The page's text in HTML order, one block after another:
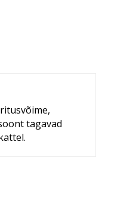
tagavad